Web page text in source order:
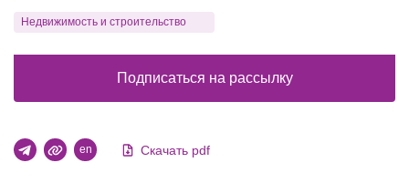
en Скачать pdf
Недвижимость и строительство
Подписаться на рассылку